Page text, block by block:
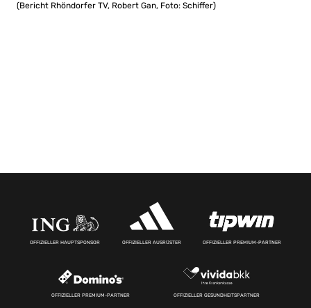
(Bericht Rhöndorfer TV, Robert Gan, Foto: Schiffer)
OFFIZIELLER HAUPTSPONSOR OFFIZIELLER AUSRÜSTER OFFIZIELLER PREMIUM-PARTNER
OFFIZIELLER PREMIUM-PARTNER OFFIZIELLER GESUNDHEITSPARTNER